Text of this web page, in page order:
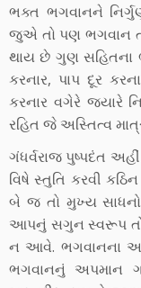
ભક્ત ભગવાનને
જુએ તો પણ ભગવાન
થાય છે ગુણ સહિતના
કરનાર, પાપ દૂર
કરનાર વગેરે જ્યારે
રહિત જે અસ્તિત્વ
ગંધર્વરાજ પુષ્પદંત
વિષે સ્તુતિ કરવી
બે જ તો મુખ્ય
આપનું સગુન સ્વરૂપ તો
ન આવે. ભગવાનના
ભગવાનનું અપમાન